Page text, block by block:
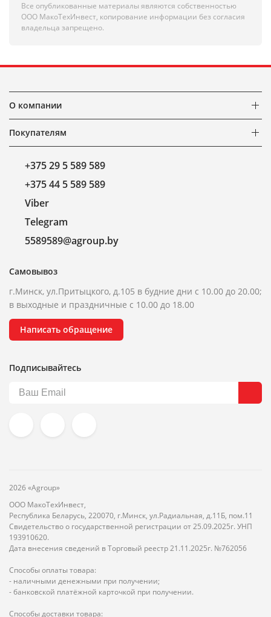
Все опубликованные материалы являются собственностью
ООО МакоТехИнвест, копирование информации без согласия
владельца запрещено.
О компании
Покупателям
+375 29 5 589 589
+375 44 5 589 589
Viber
Telegram
5589589@agroup.by
Самовывоз
г.Минск, ул.Притыцкого, д.105 в будние дни с 10.00 до 20.00;
в выходные и праздничные с 10.00 до 18.00
Написать обращение
Подписывайтесь
2026 «Agroup»
ООО МакоТехИнвест,
Республика Беларусь, 220070, г.Минск, ул.Радиальная, д.11Б, пом.11
Свидетельство о государственной регистрации от 25.09.2025г. УНП
193910620.
Дата внесения сведений в Торговый реестр 21.11.2025г. №762056
Способы оплаты товара:
- наличными денежными при получении;
- банковской платёжной карточкой при получении.
Способы доставки товара: